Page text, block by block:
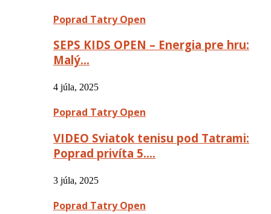
Poprad Tatry Open
SEPS KIDS OPEN – Energia pre hru:
Malý…
4 júla, 2025
Poprad Tatry Open
VIDEO Sviatok tenisu pod Tatrami:
Poprad privíta 5….
3 júla, 2025
Poprad Tatry Open